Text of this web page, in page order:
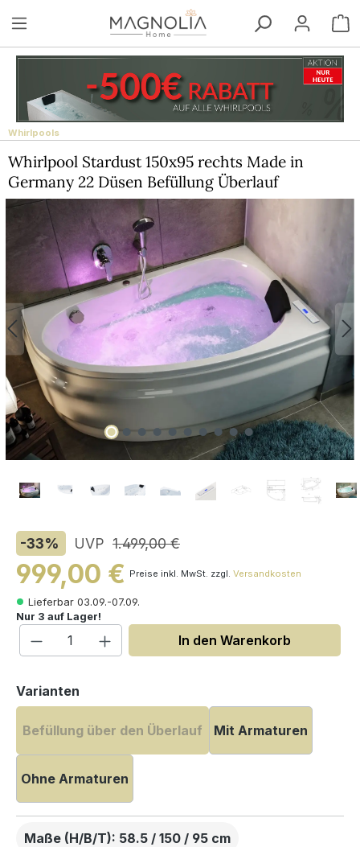
Zum Hauptinhalt springen
Whirlpools
Whirlpool Stardust 150x95 rechts Made in
Germany 22 Düsen Befüllung Überlauf
Bildergalerie überspringen
-33% UVP 1.499,00 €
999,00 € Preise inkl. MwSt. zzgl. Versandkosten
Lieferbar 03.09.-07.09.
Nur 3 auf Lager!
Produkt Anzahl: Gib den
In den Warenkorb
Varianten
Befüllung über den Überlauf Mit Armaturen
Ohne Armaturen
Maße (H/B/T): 58.5 / 150 / 95 cm